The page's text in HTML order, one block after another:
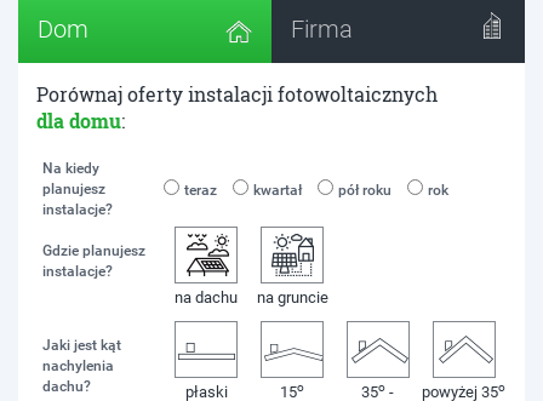
Dom Firma
Porównaj oferty instalacji fotowoltaicznych
dla domu:
Na kiedy
planujesz
instalacje?
teraz kwartał pół roku rok
Gdzie planujesz
instalacje?
na dachu na gruncie
Jaki jest kąt
nachylenia
dachu?
płaski 15o 35o -
powyżej 35o